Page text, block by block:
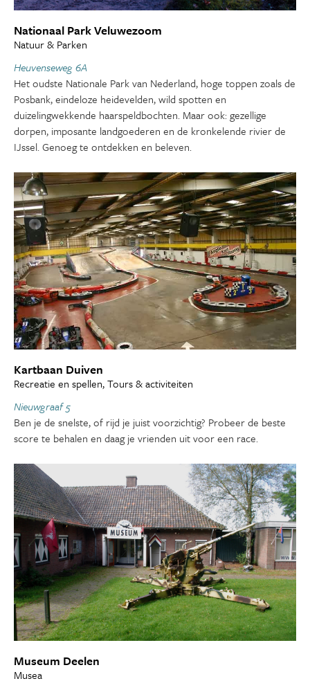
Nationaal Park Veluwezoom
Natuur & Parken
Heuvenseweg 6A
Het oudste Nationale Park van Nederland, hoge toppen zoals de
Posbank, eindeloze heidevelden, wild spotten en
duizelingwekkende haarspeldbochten. Maar ook: gezellige
dorpen, imposante landgoederen en de kronkelende rivier de
IJssel. Genoeg te ontdekken en beleven.
Kartbaan Duiven
Recreatie en spellen, Tours & activiteiten
Nieuwgraaf 5
Ben je de snelste, of rijd je juist voorzichtig? Probeer de beste
score te behalen en daag je vrienden uit voor een race.
Museum Deelen
Musea